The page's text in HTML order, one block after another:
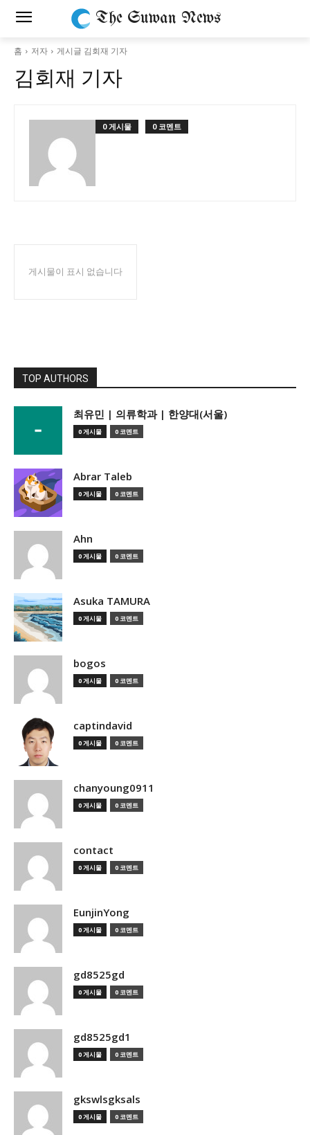
The Suwan News
홈 저자 게시글 김회재 기자
김회재 기자
0 게시물 0 코멘트
게시물이 표시 없습니다
TOP AUTHORS
­최유민 | 의류학과 | 한양대(서울)
0 게시물 0 코멘트
Abrar Taleb
0 게시물 0 코멘트
Ahn
0 게시물 0 코멘트
Asuka TAMURA
0 게시물 0 코멘트
bogos
0 게시물 0 코멘트
captindavid
0 게시물 0 코멘트
chanyoung0911
0 게시물 0 코멘트
contact
0 게시물 0 코멘트
EunjinYong
0 게시물 0 코멘트
gd8525gd
0 게시물 0 코멘트
gd8525gd1
0 게시물 0 코멘트
gkswlsgksals
0 게시물 0 코멘트